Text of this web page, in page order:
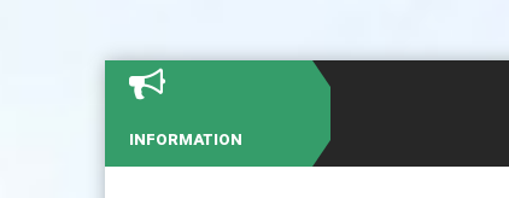
INFORMATION